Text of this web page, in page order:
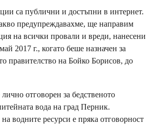
са публични и достъпни в интернет.
предупреждавахме, ще направим
на всички провали и вреди, нанесени
2017 г., когато беше назначен за
правителство на Бойко Борисов, до
отговорен за бедственото
вода на град Перник.
водните ресурси е пряка отговорност